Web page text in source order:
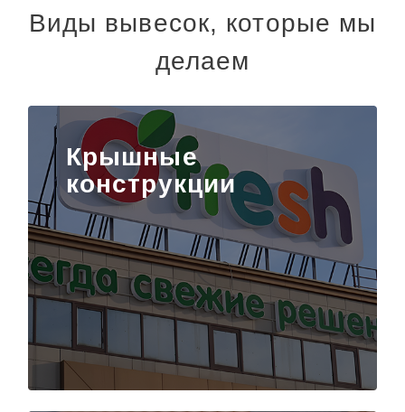
Виды вывесок, которые мы
делаем
Крышные
конструкции